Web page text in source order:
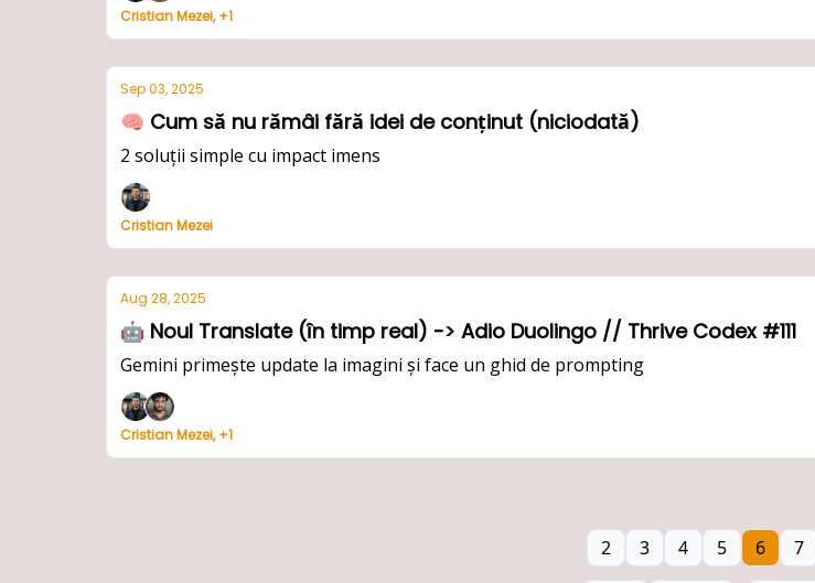
Cristian Mezei, +1
Sep 03, 2025
🧠 Cum să nu rămâi fără idei de conținut (niciodată)
2 soluții simple cu impact imens
Cristian Mezei
Aug 28, 2025
🤖 Noul Translate (în timp real) -> Adio Duolingo // Thrive Codex #111
Gemini primește update la imagini și face un ghid de prompting
Cristian Mezei, +1
2 3 4 5 6 7